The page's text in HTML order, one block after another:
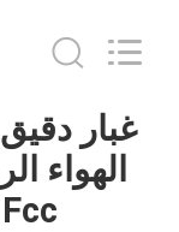
منزل،
Market.
غبار
Fcc الموافقة الرائحة